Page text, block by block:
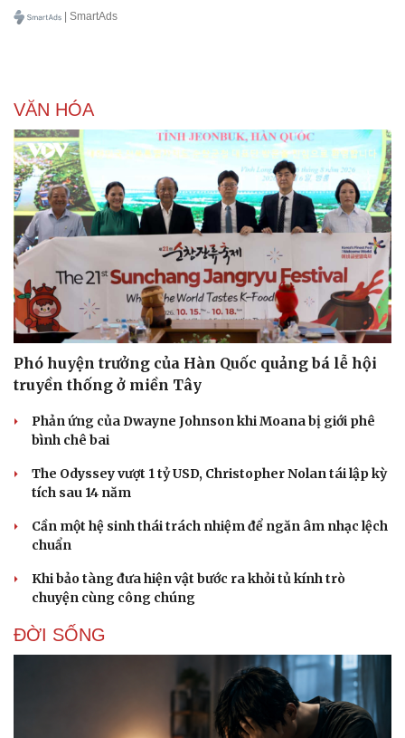
| SmartAds
VĂN HÓA
Phó huyện trưởng của Hàn Quốc quảng bá lễ hội
truyền thống ở miền Tây
Phản ứng của Dwayne Johnson khi Moana bị giới phê
bình chê bai
The Odyssey vượt 1 tỷ USD, Christopher Nolan tái lập kỳ
tích sau 14 năm
Cần một hệ sinh thái trách nhiệm để ngăn âm nhạc lệch
chuẩn
Khi bảo tàng đưa hiện vật bước ra khỏi tủ kính trò
chuyện cùng công chúng
ĐỜI SỐNG